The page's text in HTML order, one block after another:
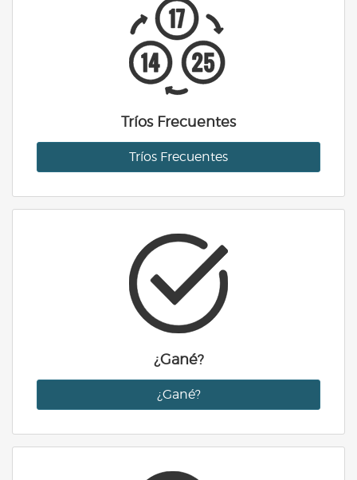
Tríos Frecuentes
Tríos Frecuentes
¿Gané?
¿Gané?